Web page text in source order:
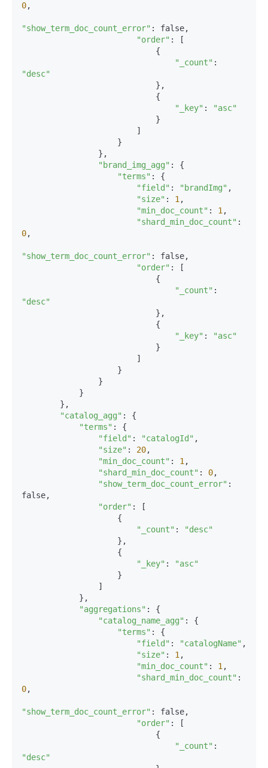
0,
"show_term_doc_count_error" : false,
"order" : [
"_count"
"desc"
"_key" :
"asc"
"brand_img_agg" : {
"terms" : {
"field" : "brandImg" ,
"size" : 1 ,
"min_doc_count" : 1 ,
"shard_min_doc_count"
0,
"show_term_doc_count_error" : false,
"order" : [
"_count"
"desc"
"_key" :
"asc"
"catalog_agg" : {
"terms" : {
"field" : "catalogId" ,
"size" : 20,
"min_doc_count" : 1 ,
"shard_min_doc_count" : 0,
"show_term_doc_count_error" :
false,
"order" : [
"_count" :
"desc"
"_key" :
"asc"
"aggregations" : {
"catalog_name_agg" : {
"terms" : {
"field" : "catalogName" ,
"size" : 1 ,
"min_doc_count" : 1 ,
"shard_min_doc_count"
0,
"show_term_doc_count_error" : false,
"order" : [
"_count"
"desc"